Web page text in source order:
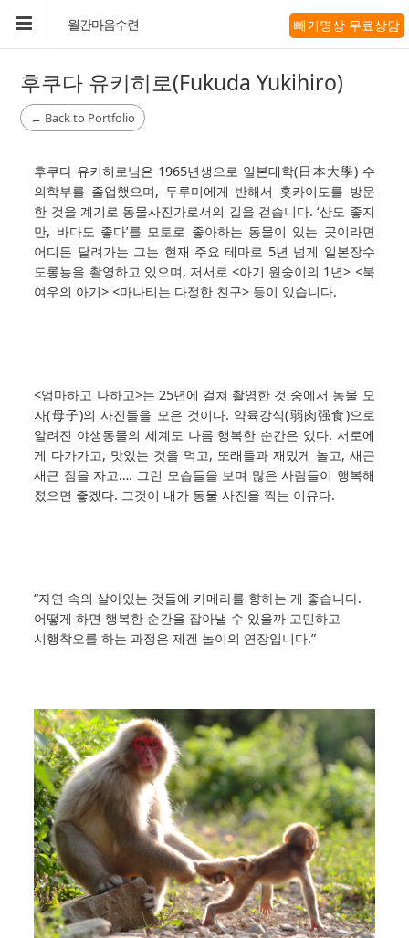
월간마음수련 빼기명상 무료상담
후쿠다 유키히로(Fukuda Yukihiro)
← Back to Portfolio
후쿠다 유키히로님은 1965년생으로 일본대학(日本大學) 수
의학부를 졸업했으며, 두루미에게 반해서 홋카이도를 방문
한 것을 계기로 동물사진가로서의 길을 걷습니다. ‘산도 좋지
만, 바다도 좋다’를 모토로 좋아하는 동물이 있는 곳이라면
어디든 달려가는 그는 현재 주요 테마로 5년 넘게 일본장수
도롱뇽을 촬영하고 있으며, 저서로 <아기 원숭이의 1년> <북
여우의 아기> <마나티는 다정한 친구> 등이 있습니다.
<엄마하고 나하고>는 25년에 걸쳐 촬영한 것 중에서 동물 모
자(母子)의 사진들을 모은 것이다. 약육강식(弱肉强食)으로
알려진 야생동물의 세계도 나름 행복한 순간은 있다. 서로에
게 다가가고, 맛있는 것을 먹고, 또래들과 재밌게 놀고, 새근
새근 잠을 자고…. 그런 모습들을 보며 많은 사람들이 행복해
졌으면 좋겠다. 그것이 내가 동물 사진을 찍는 이유다.
“자연 속의 살아있는 것들에 카메라를 향하는 게 좋습니다.
어떻게 하면 행복한 순간을 잡아낼 수 있을까 고민하고
시행착오를 하는 과정은 제겐 놀이의 연장입니다.”